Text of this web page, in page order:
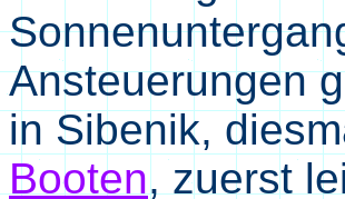
Ansteuerungen
in Sibenik,
Booten, zuerst